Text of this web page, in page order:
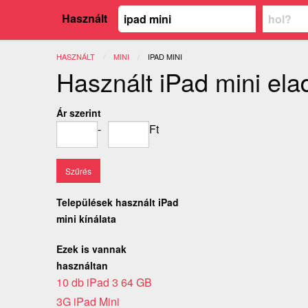
Használt
HASZNÁLT MINI JELENLEGI:
IPAD MINI
Használt iPad mini
Ár szerint
- Ft
Települések használt iPad
mini kínálata
Ezek is vannak
használtan
10 db iPad 3 64 GB
3G iPad Mini